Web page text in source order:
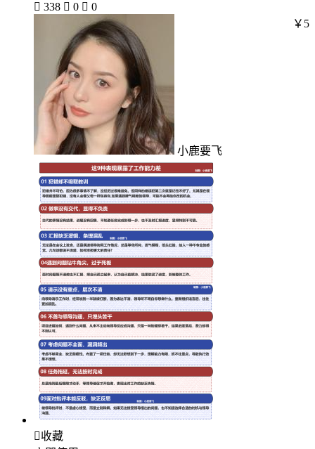
 338  0  0
小鹿要飞
￥5
收藏